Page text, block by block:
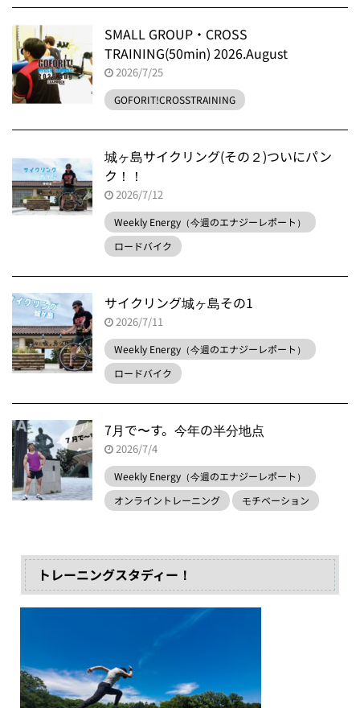
SMALL GROUP・CROSS
TRAINING(50min) 2026.August
2026/7/25
GOFORIT!CROSSTRAINING
城ヶ島サイクリング(その２)ついにパン
ク！！
2026/7/12
Weekly Energy（今週のエナジーレポート）
ロードバイク
サイクリング城ヶ島その1
2026/7/11
Weekly Energy（今週のエナジーレポート）
ロードバイク
7月で〜す。今年の半分地点
2026/7/4
Weekly Energy（今週のエナジーレポート）
オンライントレーニング
モチベーション
トレーニングスタディー！